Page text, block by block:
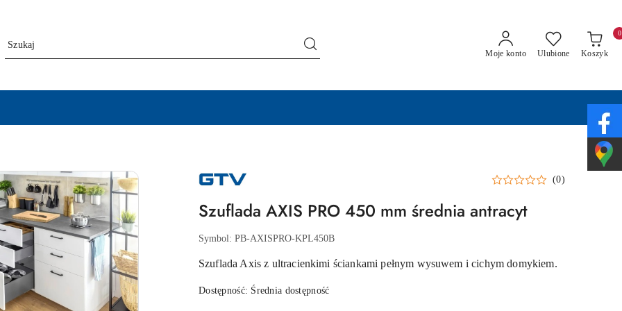
Moje konto Ulubione Koszyk
0
NAZWA
PRODUCENTA:
(0)
Szuflada AXIS PRO 450 mm średnia antracyt
Symbol: PB-AXISPRO-KPL450B
Szuflada Axis z ultracienkimi ściankami pełnym wysuwem i cichym domykiem.
Dostępność: Średnia dostępność